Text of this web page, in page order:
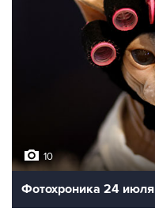
10
Фотохроника 24 июля